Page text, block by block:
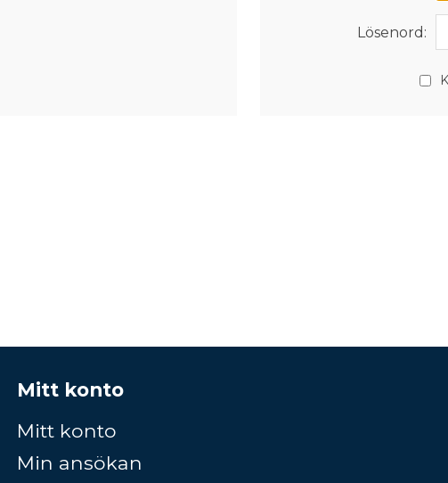
Lösenord:
Mitt konto
Mitt konto
Min ansökan